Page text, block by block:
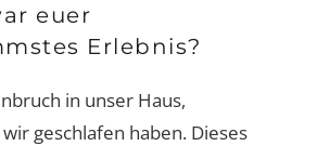
euer
Erlebnis?
in unser Haus,
geschlafen haben. Dieses